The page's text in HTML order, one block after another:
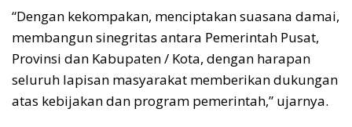
“Dengan kekompakan, menciptakan suasana damai,
membangun sinegritas antara Pemerintah Pusat,
Provinsi dan Kabupaten / Kota, dengan harapan
seluruh lapisan masyarakat memberikan dukungan
atas kebijakan dan program pemerintah,” ujarnya.